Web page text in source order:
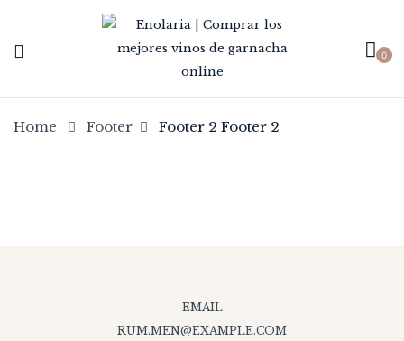
0
Home Footer Footer 2 Footer 2
EMAIL
RUM.MEN@EXAMPLE.COM